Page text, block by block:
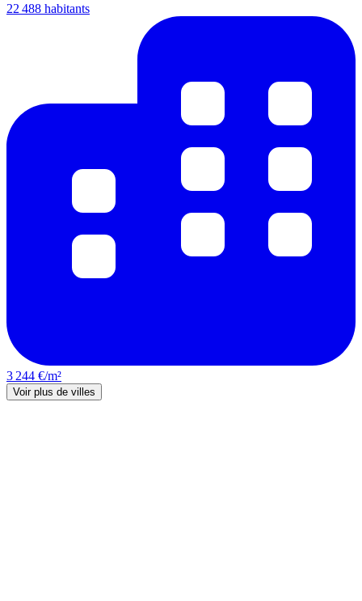
22 488 habitants
3 244 €/m²
Voir plus de villes